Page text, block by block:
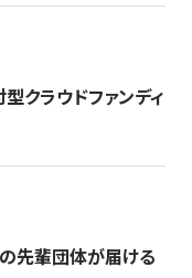
クラウドファンディ
先輩団体が届ける